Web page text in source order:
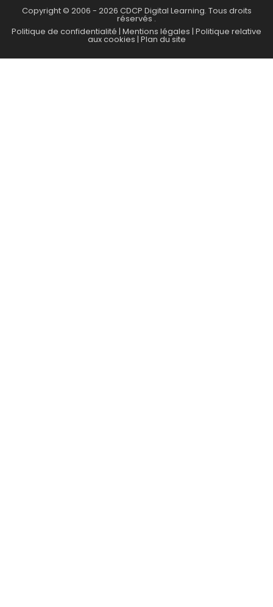
-
f
a
c
o
n
s
8
T
t
k
e
d
i
i
a
n
c
e
t
a
g
r
a
e
a
s
t
e
e
s
c
k
r
c
k
t
u
b
e
Copyright © 2006 - 2026 CDCP Digital Learning. Tous droits
réservés .
Politique de confidentialité | Mentions légales | Politique relative
aux cookies | Plan du site